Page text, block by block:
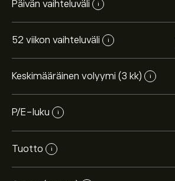
Päivän vaihteluväli i
52 viikon vaihteluväli i
Keskimääräinen volyymi (3 kk) i
P/E-luku i
Tuotto i